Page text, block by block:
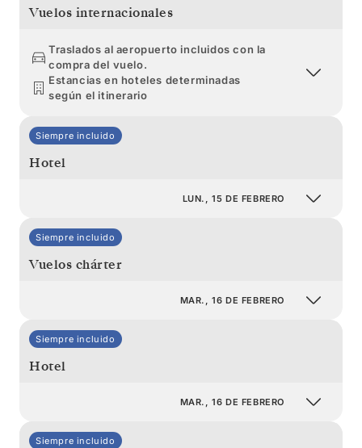
Vuelos internacionales
Traslados al aeropuerto incluidos con la
compra del vuelo.
Estancias en hoteles determinadas
según el itinerario
Siempre incluido
Hotel
LUN., 15 DE FEBRERO
Siempre incluido
Vuelos chárter
MAR., 16 DE FEBRERO
Siempre incluido
Hotel
MAR., 16 DE FEBRERO
Siempre incluido